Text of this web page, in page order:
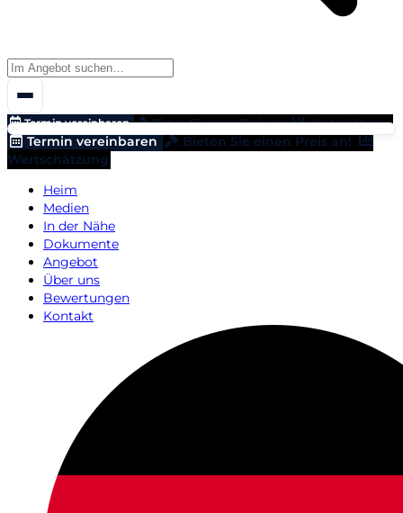
Termin vereinbaren Bieten Sie einen Preis an! Wertschätzung
Termin vereinbaren
Bieten Sie einen Preis an!
Wertschätzung
Heim
Medien
In der Nähe
Dokumente
Angebot
Über uns
Bewertungen
Kontakt